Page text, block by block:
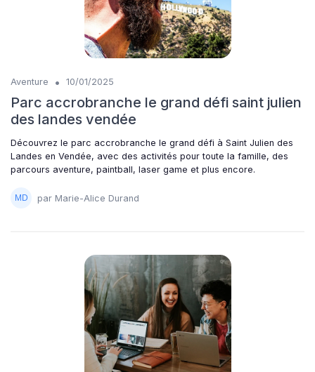
Aventure • 10/01/2025
Parc accrobranche le grand défi saint julien
des landes vendée
Découvrez le parc accrobranche le grand défi à Saint Julien des
Landes en Vendée, avec des activités pour toute la famille, des
parcours aventure, paintball, laser game et plus encore.
par Marie-Alice Durand